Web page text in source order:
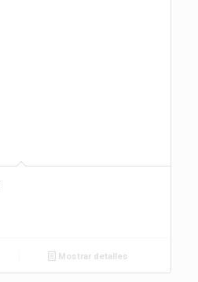
Mostrar detalles